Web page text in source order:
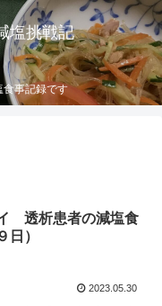
塩挑戦記
食事記録です
透析患者の減塩食
日）
2023.05.30